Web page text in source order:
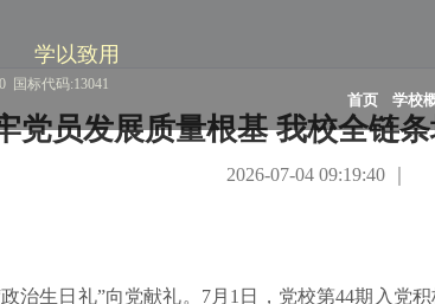
学以致用
国标代码:13041
学校
首页
党员发展质量根基 我校全链
2026-07-04 09:19:40 ｜
治生日礼”向党献礼。7月1日，党校第44期入党